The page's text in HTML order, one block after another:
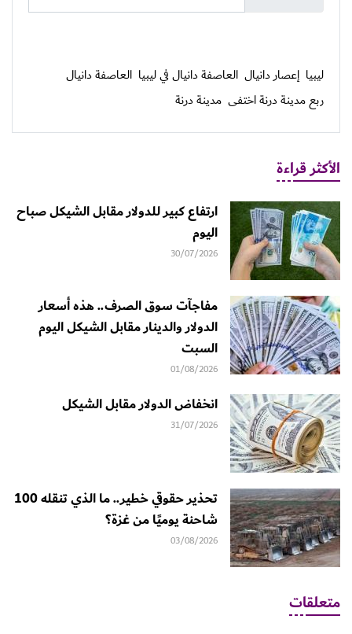
ليبيا إعصار دانيال العاصفة دانيال في ليبيا العاصفة دانيال
ربع مدينة درنة اختفى مدينة درنة
الأكثر قراءة
ارتفاع كبير للدولار مقابل الشيكل صباح
اليوم
30/07/2026
مفاجآت سوق الصرف.. هذه أسعار
الدولار والدينار مقابل الشيكل اليوم
السبت
01/08/2026
انخفاض الدولار مقابل الشيكل
31/07/2026
تحذير حقوقي خطير.. ما الذي تنقله 100
شاحنة يوميًا من غزة؟
03/08/2026
متعلقات